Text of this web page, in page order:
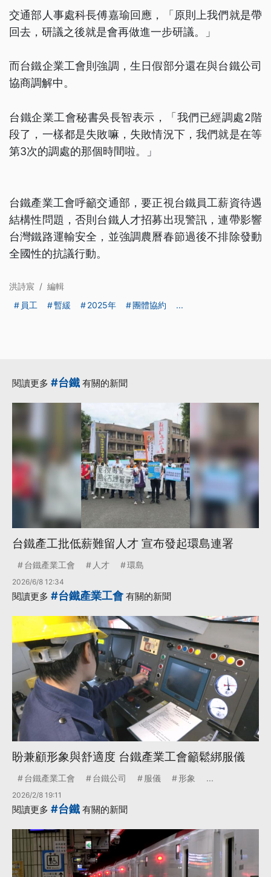
交通部人事處科長傅嘉瑜回應，「原則上我們就是帶
回去，研議之後就是會再做進一步研議。」
而台鐵企業工會則強調，生日假部分還在與台鐵公司
協商調解中。
台鐵企業工會秘書吳長智表示，「我們已經調處2階
段了，一樣都是失敗嘛，失敗情況下，我們就是在等
第3次的調處的那個時間啦。」
台鐵產業工會呼籲交通部，要正視台鐵員工薪資待遇
結構性問題，否則台鐵人才招募出現警訊，連帶影響
台灣鐵路運輸安全，並強調農曆春節過後不排除發動
全國性的抗議行動。
洪詩宸 / 編輯
員工
暫緩 2025年 團體協約 ...
閱讀更多 #台鐵 有關的新聞
台鐵產工批低薪難留人才 宣布發起環島連署
台鐵產業工會 人才 環島
2026/6/8 12:34
閱讀更多 #台鐵產業工會 有關的新聞
盼兼顧形象與舒適度 台鐵產業工會籲鬆綁服儀
台鐵產業工會 台鐵公司 服儀 形象 ...
2026/2/8 19:11
閱讀更多 #台鐵 有關的新聞